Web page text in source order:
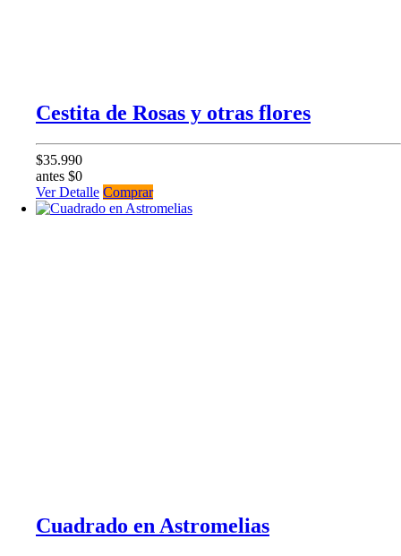
Cestita de Rosas y otras flores
$35.990
antes $0
Ver Detalle Comprar
Cuadrado en Astromelias